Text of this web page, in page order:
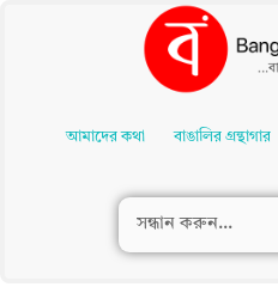
Contentআমাদের কথা বাঙালির গ্রন্থাগার